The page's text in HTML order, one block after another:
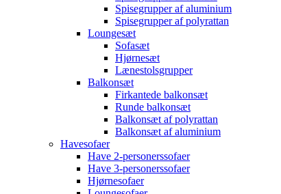
Spisegrupper af aluminium
Spisegrupper af polyrattan
Loungesæt
Sofasæt
Hjørnesæt
Lænestolsgrupper
Balkonsæt
Firkantede balkonsæt
Runde balkonsæt
Balkonsæt af polyrattan
Balkonsæt af aluminium
Havesofaer
Have 2-personerssofaer
Have 3-personerssofaer
Hjørnesofaer